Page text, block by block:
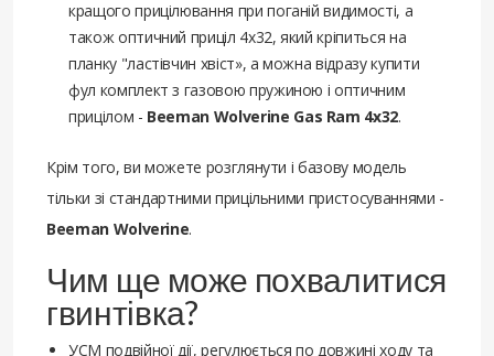
кращого прицілювання при поганій видимості, а
також оптичний приціл 4x32, який кріпиться на
планку "ластівчин хвіст», а можна відразу купити
фул комплект з газовою пружиною і оптичним
прицілом - Beeman Wolverine Gas Ram 4x32.
Крім того, ви можете розглянути і базову модель
тільки зі стандартними прицільними пристосуваннями -
Beeman Wolverine.
Чим ще може похвалитися
гвинтівка?
УСМ подвійної дії, регулюється по довжині ходу та